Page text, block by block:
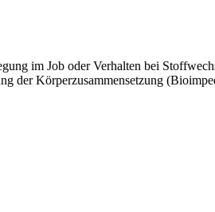
im Job oder Verhalten bei
der Körperzusammensetzung